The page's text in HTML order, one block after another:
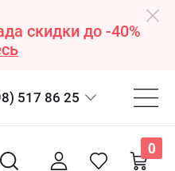
скидки до -40%
517 86 25
0